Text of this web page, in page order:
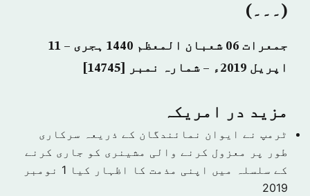
(۔۔۔)
جمعرات 06 شعبان المعظم 1440 ہجری – 11
اپریل 2019ء – شمارہ نمبر [14745]
مزید در امريكہ
ٹرمپ نے ایوان نمائندگان کے ذریعہ سرکاری
طور پر معزول کرنے والی مشینری کو جاری کرنے
کے سلسلہ میں اپنی مذمت کا اظہار کیا
1 نومبر
2019